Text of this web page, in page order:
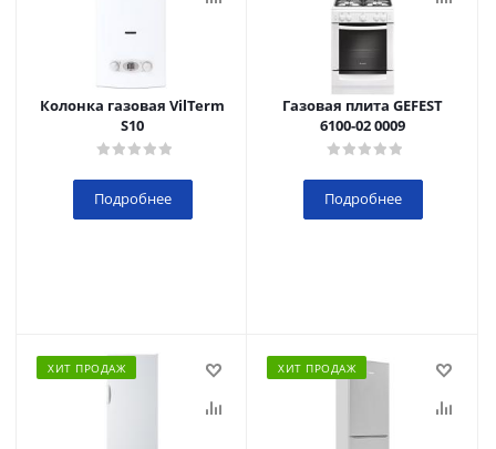
Колонка газовая VilTerm
S10
Подробнее
Газовая плита GEFEST
6100-02 0009
Подробнее
ХИТ ПРОДАЖ ХИТ ПРОДАЖ